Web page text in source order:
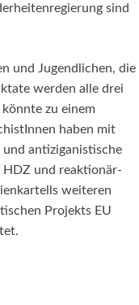
sind
und Jugendlichen, die
werden alle drei
zu einem
haben mit
und antiziganistische
HDZ und reaktionär-
weiteren
Projekts EU